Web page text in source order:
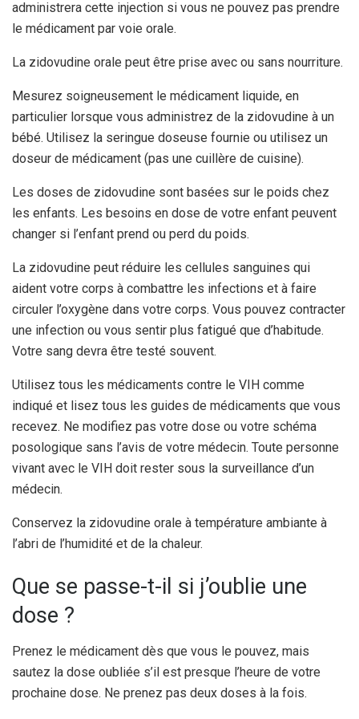
administrera cette injection si vous ne pouvez pas prendre
le médicament par voie orale.
La zidovudine orale peut être prise avec ou sans nourriture.
Mesurez soigneusement le médicament liquide, en
particulier lorsque vous administrez de la zidovudine à un
bébé. Utilisez la seringue doseuse fournie ou utilisez un
doseur de médicament (pas une cuillère de cuisine).
Les doses de zidovudine sont basées sur le poids chez
les enfants. Les besoins en dose de votre enfant peuvent
changer si l’enfant prend ou perd du poids.
La zidovudine peut réduire les cellules sanguines qui
aident votre corps à combattre les infections et à faire
circuler l’oxygène dans votre corps. Vous pouvez contracter
une infection ou vous sentir plus fatigué que d’habitude.
Votre sang devra être testé souvent.
Utilisez tous les médicaments contre le VIH comme
indiqué et lisez tous les guides de médicaments que vous
recevez. Ne modifiez pas votre dose ou votre schéma
posologique sans l’avis de votre médecin. Toute personne
vivant avec le VIH doit rester sous la surveillance d’un
médecin.
Conservez la zidovudine orale à température ambiante à
l’abri de l’humidité et de la chaleur.
Que se passe-t-il si j’oublie une
dose ?
Prenez le médicament dès que vous le pouvez, mais
sautez la dose oubliée s’il est presque l’heure de votre
prochaine dose. Ne prenez pas deux doses à la fois.